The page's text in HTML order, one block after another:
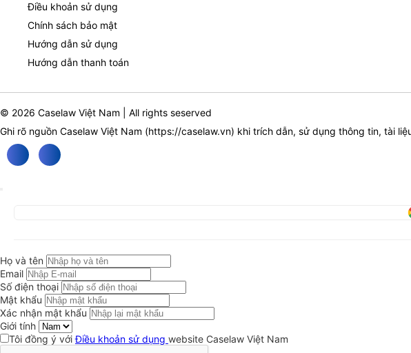
Điều khoản sử dụng
Chính sách bảo mật
Hướng dẫn sử dụng
Hướng dẫn thanh toán
© 2026 Caselaw Việt Nam | All rights seserved
Ghi rõ nguồn Caselaw Việt Nam (https://caselaw.vn) khi trích dẫn, sử dụng thông tin, tài
Họ và tên
Email
Số điện thoại
Mật khẩu
Xác nhận mật khẩu
Giới tính
Tôi đồng ý vớiĐiều khoản sử dụng website Caselaw Việt Nam